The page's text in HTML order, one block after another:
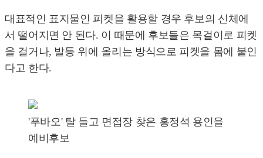
대표적인 표지물인 피켓을 활용할 경우 후보의 신체에
서 떨어지면 안 된다. 이 때문에 후보들은 목걸이로 피켓
을 걸거나, 발등 위에 올리는 방식으로 피켓을 몸에 붙인
다고 한다.
'푸바오' 탈 들고 면접장 찾은 홍정석 용인을
예비후보